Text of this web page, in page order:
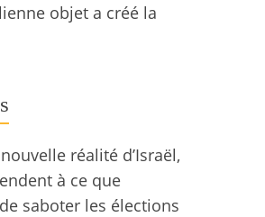
objet a créé la
réalité d’Israël,
à ce que
saboter les élections